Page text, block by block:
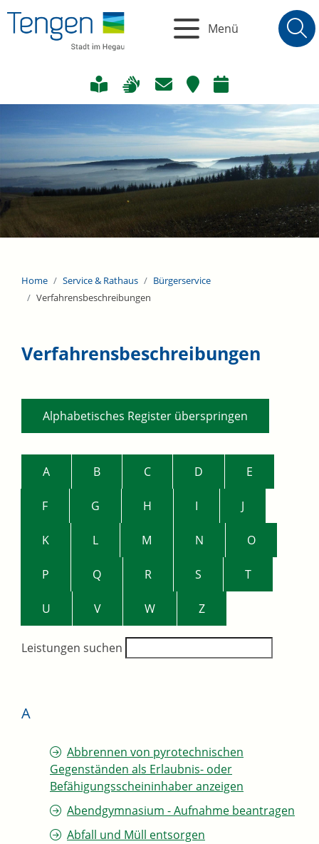
Menü
Home Service & Rathaus
Bürgerservice
Verfahrensbeschreibungen
Verfahrensbeschreibungen
Alphabetisches Register überspringen
A B C D E
F G H I J
K L M N O
P Q R S T
U V W Z
Leistungen suchen
A
Abbrennen von pyrotechnischen
Gegenständen als Erlaubnis- oder
Befähigungsscheininhaber anzeigen
Abendgymnasium - Aufnahme beantragen
Abfall und Müll entsorgen